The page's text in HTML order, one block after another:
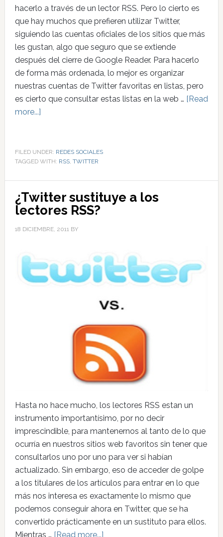
hacerlo a través de un lector RSS. Pero lo cierto es
que hay muchos que prefieren utilizar Twitter,
siguiendo las cuentas oficiales de los sitios que más
les gustan, algo que seguro que se extiende
después del cierre de Google Reader. Para hacerlo
de forma más ordenada, lo mejor es organizar
nuestras cuentas de Twitter favoritas en listas, pero
es cierto que consultar estas listas en la web … [Read
more...]
FILED UNDER: REDES SOCIALES
TAGGED WITH: RSS, TWITTER
¿Twitter sustituye a los
lectores RSS?
18 DICIEMBRE, 2011 BY
Hasta no hace mucho, los lectores RSS estan un
instrumento importantísimo, por no decir
imprescindible, para mantenernos al tanto de lo que
ocurría en nuestros sitios web favoritos sin tener que
consultarlos uno por uno para ver si habían
actualizado. Sin embargo, eso de acceder de golpe
a los titulares de los artículos para entrar en lo que
más nos interesa es exactamente lo mismo que
podemos conseguir ahora en Twitter, que se ha
convertido prácticamente en un sustituto para ellos.
Mientras … [Read more...]